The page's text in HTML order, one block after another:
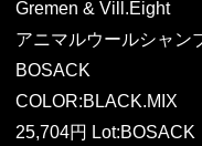
Gremen & Vill.Eight
アニマルウールシャン
BOSACK
COLOR:BLACK.MIX
25,704円 Lot:BOSACK